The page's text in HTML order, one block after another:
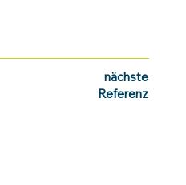
nächste
Referenz